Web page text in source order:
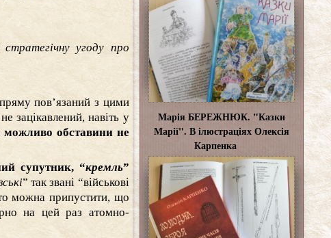
угоду про
пов’язаний з цими
зацікавлений, навіть у
можливо обставини не
супутник, “кремль”
” так звані “військові
можна припустити, що
на цей раз атомно-
Марія БЕРЕЖНЮК. "Казки
Марії". В ілюстраціях Олексія
Карпенка